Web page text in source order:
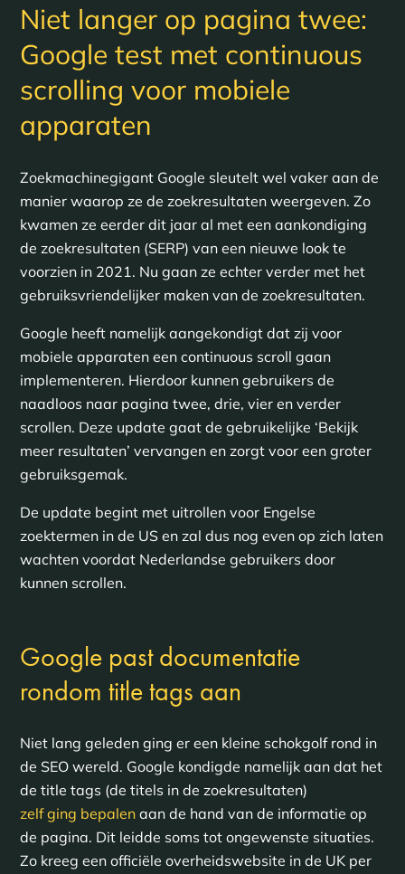
Niet langer op pagina twee:
Google test met continuous
scrolling voor mobiele
apparaten
Zoekmachinegigant Google sleutelt wel vaker aan de
manier waarop ze de zoekresultaten weergeven. Zo
kwamen ze eerder dit jaar al met een aankondiging
de zoekresultaten (SERP) van een nieuwe look te
voorzien in 2021. Nu gaan ze echter verder met het
gebruiksvriendelijker maken van de zoekresultaten.
Google heeft namelijk aangekondigt dat zij voor
mobiele apparaten een continuous scroll gaan
implementeren. Hierdoor kunnen gebruikers de
naadloos naar pagina twee, drie, vier en verder
scrollen. Deze update gaat de gebruikelijke ‘Bekijk
meer resultaten’ vervangen en zorgt voor een groter
gebruiksgemak.
De update begint met uitrollen voor Engelse
zoektermen in de US en zal dus nog even op zich laten
wachten voordat Nederlandse gebruikers door
kunnen scrollen.
Google past documentatie
rondom title tags aan
Niet lang geleden ging er een kleine schokgolf rond in
de SEO wereld. Google kondigde namelijk aan dat het
de title tags (de titels in de zoekresultaten)
zelf ging bepalenaan de hand van de informatie op
de pagina. Dit leidde soms tot ongewenste situaties.
Zo kreeg een officiële overheidswebsite in de UK per